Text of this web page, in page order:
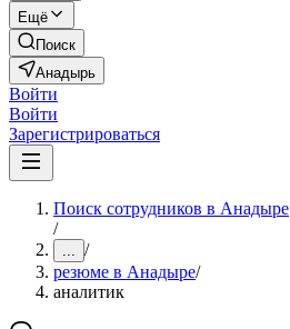
Ещё
Поиск
Анадырь
Войти
Войти
Зарегистрироваться
Поиск сотрудников в Анадыре
/
... /
резюме в Анадыре/
аналитик